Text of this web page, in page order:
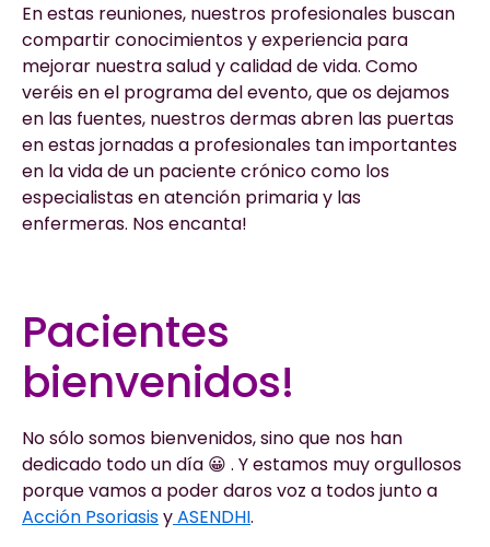
En estas reuniones, nuestros profesionales buscan
compartir conocimientos y experiencia para
mejorar nuestra salud y calidad de vida. Como
veréis en el programa del evento, que os dejamos
en las fuentes, nuestros dermas abren las puertas
en estas jornadas a profesionales tan importantes
en la vida de un paciente crónico como los
especialistas en atención primaria y las
enfermeras. Nos encanta!
Pacientes
bienvenidos!
No sólo somos bienvenidos, sino que nos han
dedicado todo un día 😀 . Y estamos muy orgullosos
porque vamos a poder daros voz a todos junto a
Acción PsoriasisyASENDHI.